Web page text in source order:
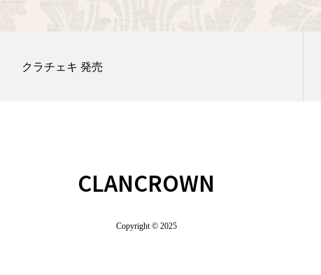
クラチェキ 発売
CLANCROWN
Copyright © 2025